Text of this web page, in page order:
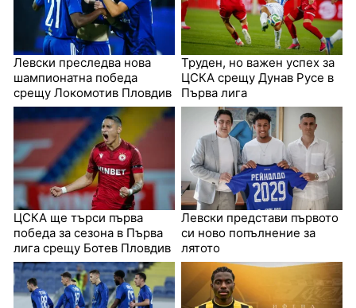
Левски преследва нова
шампионатна победа
срещу Локомотив Пловдив
Труден, но важен успех за
ЦСКА срещу Дунав Русе в
Първа лига
ЦСКА ще търси първа
победа за сезона в Първа
лига срещу Ботев Пловдив
Левски представи първото
си ново попълнение за
лятото